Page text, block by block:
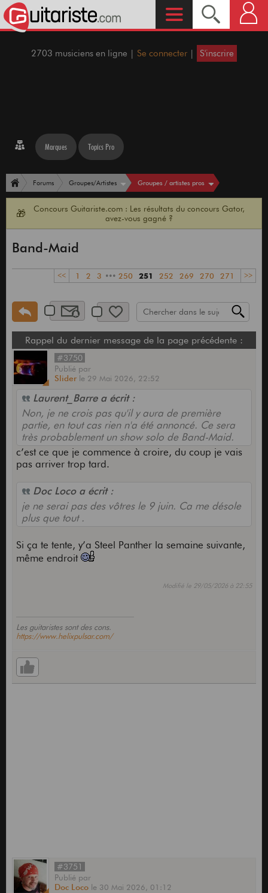
2703 musiciens en ligne | Se connecter | S'inscrire
Marques Topics Pro
Forums Groupes/Artistes Groupes / artistes pros
🎁
Concours Guitariste.com : Les résultats du concours Gator,
avez-vous gagné ?
Band-Maid
<< 1 2 3 ••• 250 251 252 269 270 271 >>
Rappel du dernier message de la page précédente :
#3750
Publié par
Slider le 29 Mai 2026, 22:52
Laurent_Barre a écrit :
Non, je ne crois pas qu'il y aura de première
partie, en tout cas rien n'a été annoncé. Ce sera
très probablement un show solo de Band-Maid.
c’est ce que je commence à croire, du coup je vais
pas arriver trop tard.
Doc Loco a écrit :
je ne serai pas des vôtres le 9 juin. Ca me désole
plus que tout .
Si ça te tente, y’a Steel Panther la semaine suivante,
même endroit
Modifié le 29/05/2026 à 22:55
Les guitaristes sont des cons.
https://www.helixpulsar.com/
#3751
Publié par
Doc Loco le 30 Mai 2026, 01:12